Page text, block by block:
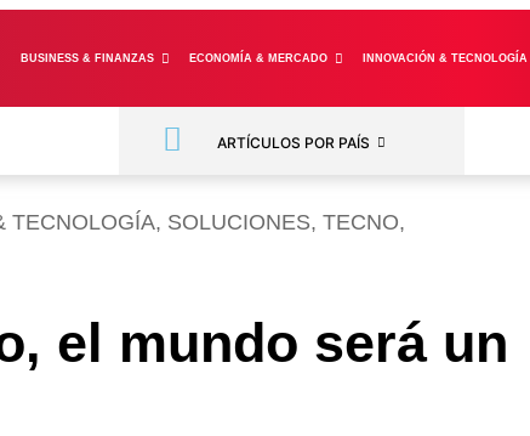
BUSINESS & FINANZAS ECONOMÍA & MERCADO INNOVACIÓN & TECNOLOGÍA
ARTÍCULOS POR PAÍS
TECNOLOGÍA, SOLUCIONES, TECNO,
el mundo será un